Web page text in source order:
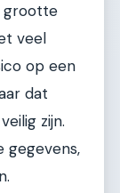
grootte
veel
op een
dat
zijn.
gegevens,